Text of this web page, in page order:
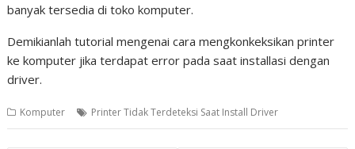
banyak tersedia di toko komputer.
Demikianlah tutorial mengenai cara mengkonkeksikan printer
ke komputer jika terdapat error pada saat installasi dengan
driver.
Komputer Printer Tidak Terdeteksi Saat Install Driver